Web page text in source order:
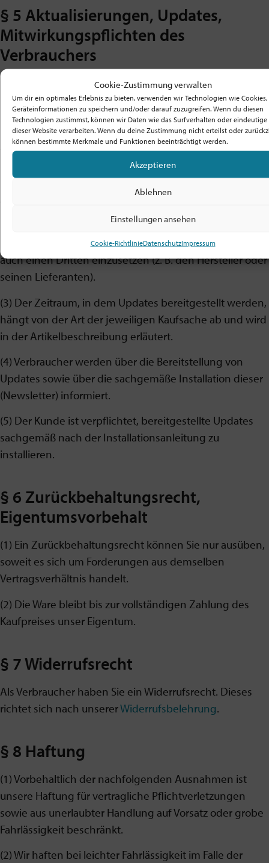
Cookie-Zustimmung verwalten
Um dir ein optimales Erlebnis zu bieten, verwenden wir Technologien wie
Geräteinformationen zu speichern und/oder darauf zuzugreifen. Wenn du diesen
Technologien zustimmst, können wir Daten wie das Surfverhalten oder eindeutige
dieser Website verarbeiten. Wenn du deine Zustimmung nicht erteilst oder
können bestimmte Merkmale und Funktionen beeinträchtigt werden.
Akzeptieren
Ablehnen
Einstellungen ansehen
Cookie-RichtlinieDatenschutzImpressum
§ 5 Aktualisierungen, Updates,
Mitwirkungspflichten des
Verbrauchers
(1) Sofern ein Vertrag über Waren mit digitalen
Elementen oder über digitale Produkte (digitale Inhalte
und Dienstleistungen) mit einem Verbraucher zustande
kommt und die gesetzliche Aktualisierungspflicht nicht
vertraglich wirksam ausgeschlossen ist, werden dem
Kunden regelmäßig Updates bereitgestellt, die die
Sicherheitsbedrohungen etc.).
(2) Wir sind dazu befugt, zur Bereitstellung der Updates
auch einen Dritten einzusetzen (z. B. den Hersteller oder
seinen Lieferanten).
(3) Der Zeitraum, in dem Updates bereitgestellt werden,
hängt von der Art der jeweiligen Kaufsache ab und wird
in der Artikelbeschreibung erläutert.
(4) Verbraucher werden über die Bereitstellung von
Updates sowie über die sachgemäße Installation dieser
(Newsletter) informiert.
(5) Der Kunde ist verpflichtet, bereitgestellte Updates
sachgemäß nach der Installationsanleitung zu
installieren.
§ 6 Zurückbehaltungsrecht,
Eigentumsvorbehalt
(1) Ein Zurückbehaltungsrecht können Sie nur ausüben,
soweit es sich um Forderungen aus demselben
Vertragsverhältnis handelt.
(2) Die Ware bleibt bis zur vollständigen Zahlung des
Kaufpreises unser Eigentum.
§ 7 Widerrufsrecht
Als Verbraucher haben Sie ein Widerrufsrecht. Dieses
richtet sich nach unsererWiderrufsbelehrung.
§ 8 Haftung
(1) Vorbehaltlich der nachfolgenden Ausnahmen ist
unsere Haftung für vertragliche Pflichtverletzungen
sowie aus unerlaubter Handlung auf Vorsatz oder grobe
Fahrlässigkeit beschränkt.
(2) Wir haften bei leichter Fahrlässigkeit im Falle der